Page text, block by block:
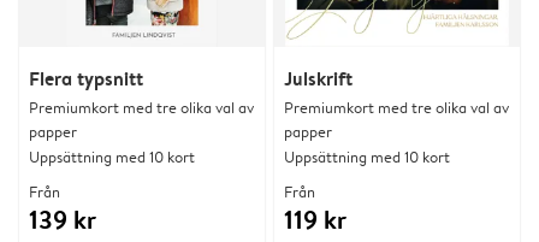
Flera typsnitt
Premiumkort med tre olika val av
papper
Uppsättning med 10 kort
Från
139 kr
Julskrift
Premiumkort med tre olika val av
papper
Uppsättning med 10 kort
Från
119 kr